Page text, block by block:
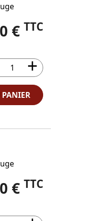
€ TTC
PANIER
€ TTC